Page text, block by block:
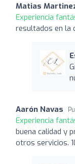
Matias
Experiencia
resultados en la
Aarón Navas
Experiencia
buena calidad y
otros servicios.